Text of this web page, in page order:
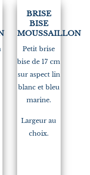
BRISE
BISE
MOUSSAILLON
Petit brise
bise de 17 cm
sur aspect lin
blanc et bleu
marine.
Largeur au
choix.